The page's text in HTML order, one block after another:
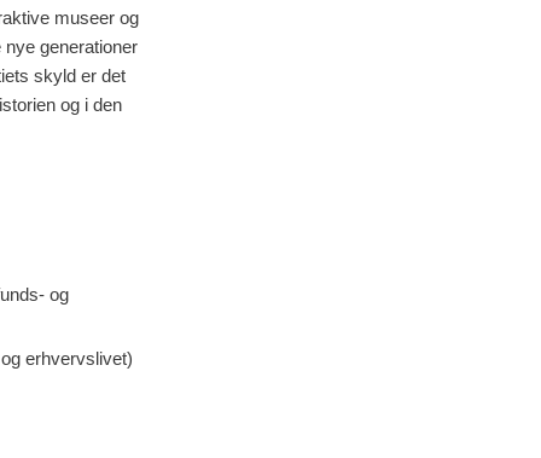
museer og
generationer
skyld er det
og i den
og
erhvervslivet)